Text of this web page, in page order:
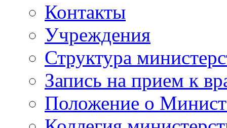
Контакты
Учреждения
Структура
Запись на прием к
Положение о